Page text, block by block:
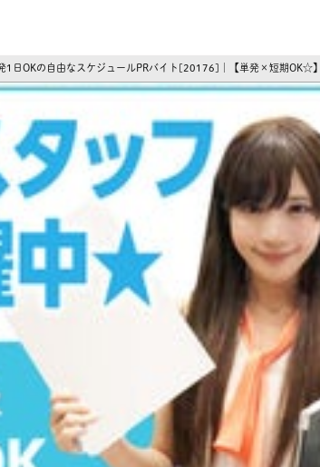
1日OKの自由なスケジュールPRバイト[20176]｜【単発×短期OK☆